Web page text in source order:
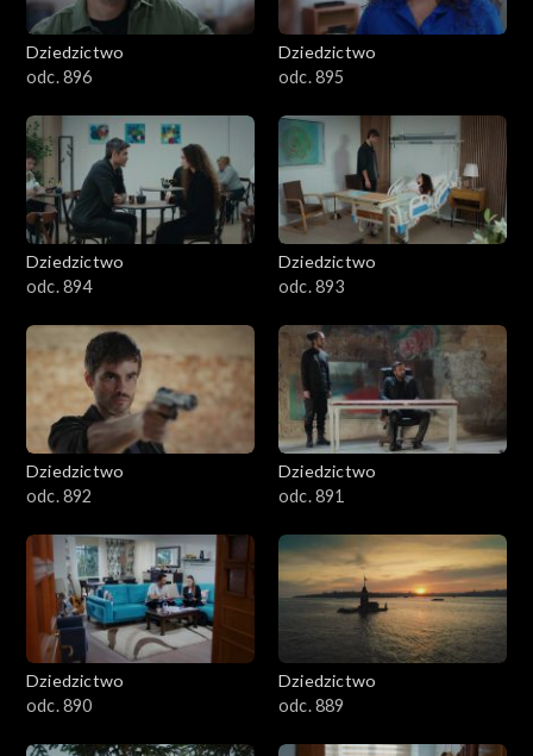
Dziedzictwo
odc. 896
Dziedzictwo
odc. 895
Dziedzictwo
odc. 894
Dziedzictwo
odc. 893
Dziedzictwo
odc. 892
Dziedzictwo
odc. 891
Dziedzictwo
odc. 890
Dziedzictwo
odc. 889